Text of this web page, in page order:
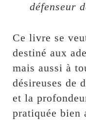
défenseur
Ce livre se
destiné aux
mais aussi à
désireuses de
et la
pratiquée bien